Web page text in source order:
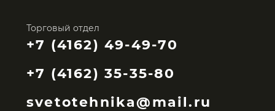
Торговый отдел
+7 (4162) 49-49-70
+7 (4162) 35-35-80
svetotehnika@mail.ru